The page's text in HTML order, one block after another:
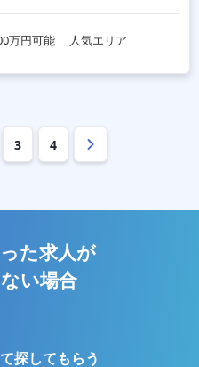
万円可能 人気エリア
3 4
た求人が
い場合
探してもらう